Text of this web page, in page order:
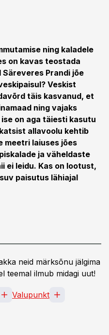
ning kaladele
on kavas teostada
Säreveres Prandi jõe
? Veskist
täis kasvanud, et
ning vajaks
on aga täiesti kasutu
allavoolu kehtib
meetri laiuses jões
ja väheldaste
ei leidu. Kas on lootust,
paisutus lähiajal
neid märksõnu jälgima
teemal ilmub midagi uut!
Valupunkt